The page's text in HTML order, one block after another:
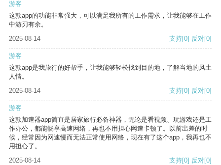
游客
这款app的功能非常强大，可以满足我所有的工作需求，让我能够在工作
中游刃有余。
2025-08-14
支持[0] 反对[0]
游客
这款app是我旅行的好帮手，让我能够轻松找到目的地，了解当地的风土
人情。
2025-08-14
支持[0] 反对[0]
游客
这款加速器app简直是居家旅行必备神器，无论是看视频、玩游戏还是工
作办公，都能畅享高速网络，再也不用担心网速卡顿了。以前出差的时
候，经常因为网速慢而无法正常使用网络，现在有了这个app，我再也不
用担心了。
2025-08-14
支持[0] 反对[0]